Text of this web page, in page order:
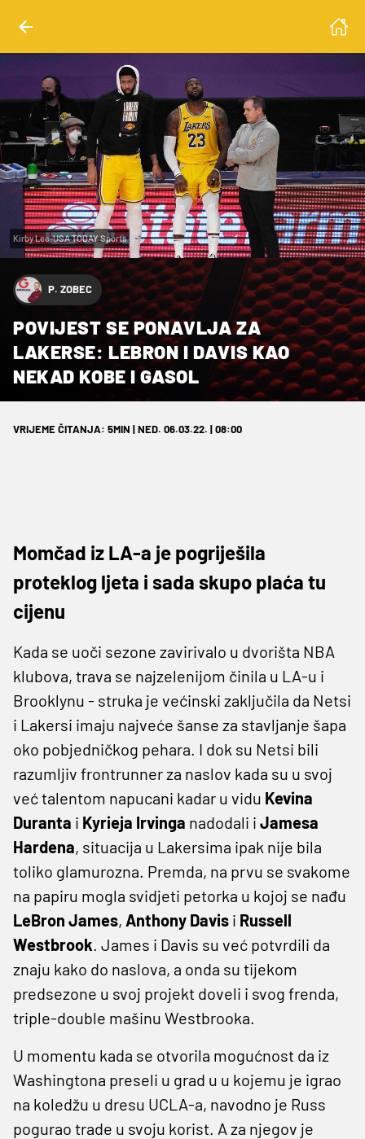
Kirby Lee-USA TODAY Sports
P. ZOBEC
POVIJEST SE PONAVLJA ZA
LAKERSE: LEBRON I DAVIS KAO
NEKAD KOBE I GASOL
VRIJEME ČITANJA: 5MIN | NED. 06.03.22. | 08:00
Momčad iz LA-a je pogriješila
proteklog ljeta i sada skupo plaća tu
cijenu
Kada se uoči sezone zavirivalo u dvorišta NBA
klubova, trava se najzelenijom činila u LA-u i
Brooklynu - struka je većinski zaključila da Netsi
i Lakersi imaju najveće šanse za stavljanje šapa
oko pobjedničkog pehara. I dok su Netsi bili
razumljiv frontrunner za naslov kada su u svoj
već talentom napucani kadar u vidu Kevina
Duranta i Kyrieja Irvinga nadodali i Jamesa
Hardena, situacija u Lakersima ipak nije bila
toliko glamurozna. Premda, na prvu se svakome
na papiru mogla svidjeti petorka u kojoj se nađu
LeBron James, Anthony Davis i Russell
Westbrook. James i Davis su već potvrdili da
znaju kako do naslova, a onda su tijekom
predsezone u svoj projekt doveli i svog frenda,
triple-double mašinu Westbrooka.
U momentu kada se otvorila mogućnost da iz
Washingtona preseli u grad u u kojemu je igrao
na koledžu u dresu UCLA-a, navodno je Russ
pogurao trade u svoju korist. A za njegov je